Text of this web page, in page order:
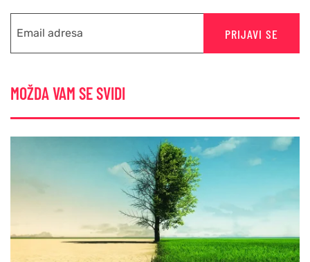
PRIJAVI SE
MOŽDA VAM SE SVIDI